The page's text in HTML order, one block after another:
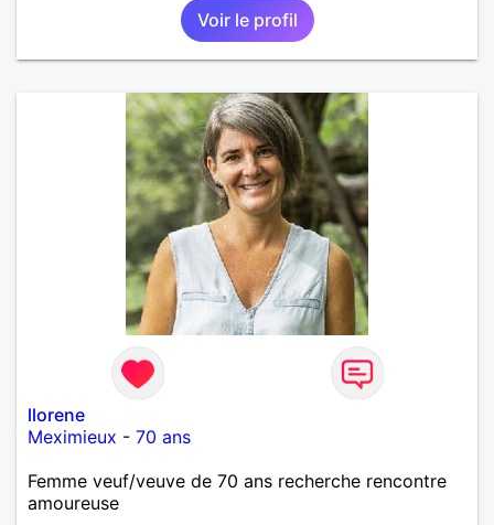
Voir le profil
llorene
Meximieux - 70 ans
Femme veuf/veuve de 70 ans recherche rencontre
amoureuse